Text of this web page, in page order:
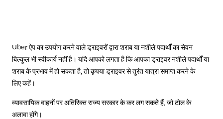
Uber ऐप का उपयोग करने वाले ड्राइवरों द्वारा शराब या नशीले पदार्थों का सेवन
बिल्कुल भी स्वीकार्य नहीं है। यदि आपको लगता है कि आपका ड्राइवर नशीले पदार्थों या
शराब के प्रभाव में हो सकता है, तो कृपया ड्राइवर से तुरंत यात्रा समाप्त करने के
लिए कहें।
व्यावसायिक वाहनों पर अतिरिक्त राज्य सरकार के कर लग सकते हैं, जो टोल के
अलावा होंगे।